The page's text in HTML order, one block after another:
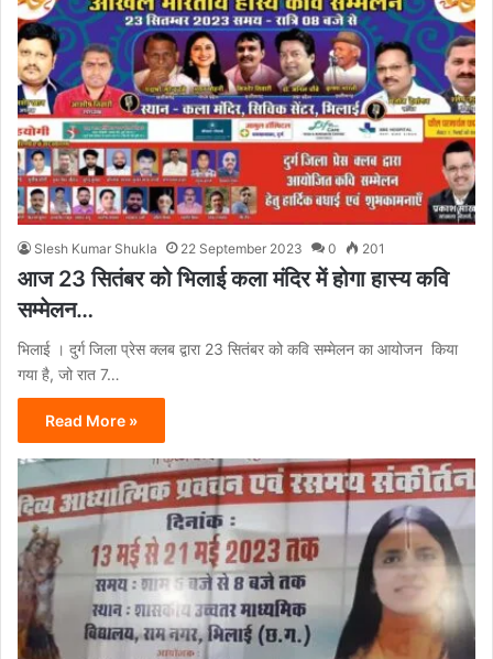
Slesh Kumar Shukla 22 September 2023 0 201
आज 23 सितंबर को भिलाई कला मंदिर में होगा हास्य कवि
सम्मेलन…
भिलाई । दुर्ग जिला प्रेस क्लब द्वारा 23 सितंबर को कवि सम्मेलन का आयोजन किया
गया है, जो रात 7…
Read More »